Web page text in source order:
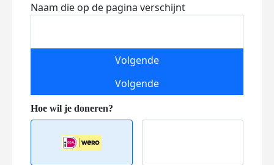
Naam die op de pagina verschijnt
Volgende
Volgende